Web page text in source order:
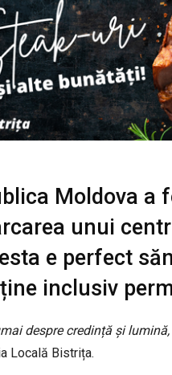
Moldova
unui
e perfect
inclusiv
despre credință și
Locală Bistrița.